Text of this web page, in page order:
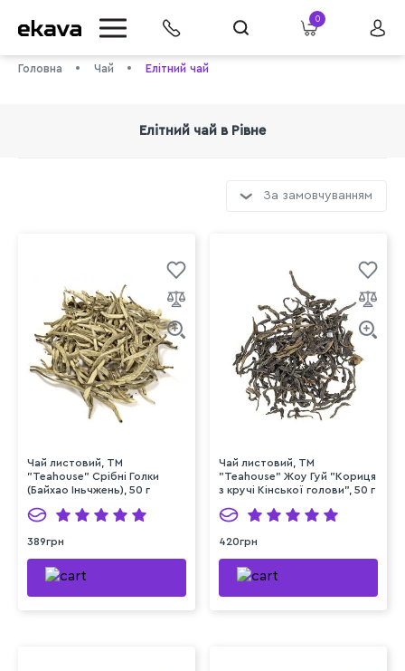
0
Головна Чай Елітний чай
Елітний чай в Рівне
За замовчуванням
Чай листовий, ТМ
"Teahouse" Срібні Голки
(Байхао Іньчжень), 50 г
389грн
Чай листовий, ТМ
"Teahouse" Жоу Гуй "Кориця
з кручі Кінської голови", 50 г
420грн